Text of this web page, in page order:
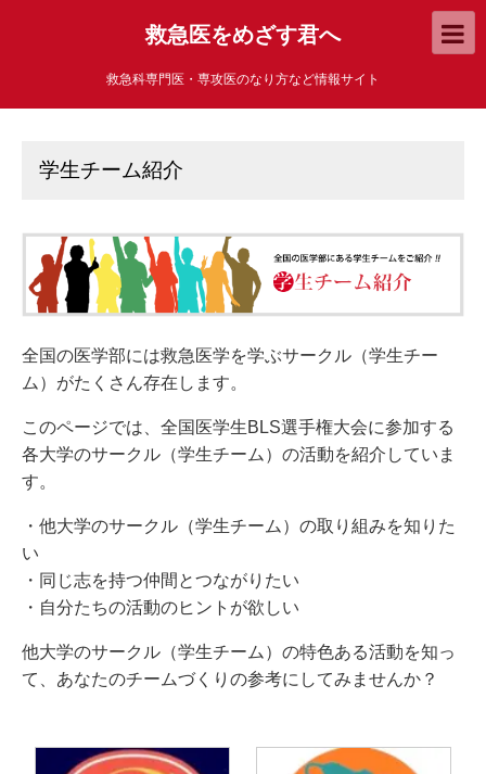
救急医をめざす君へ
救急科専門医・専攻医のなり方など情報サイト
学生チーム紹介
全国の医学部には救急医学を学ぶサークル（学生チー
ム）がたくさん存在します。
このページでは、全国医学生BLS選手権大会に参加する
各大学のサークル（学生チーム）の活動を紹介していま
す。
・他大学のサークル（学生チーム）の取り組みを知りた
い
・同じ志を持つ仲間とつながりたい
・自分たちの活動のヒントが欲しい
他大学のサークル（学生チーム）の特色ある活動を知っ
て、あなたのチームづくりの参考にしてみませんか？